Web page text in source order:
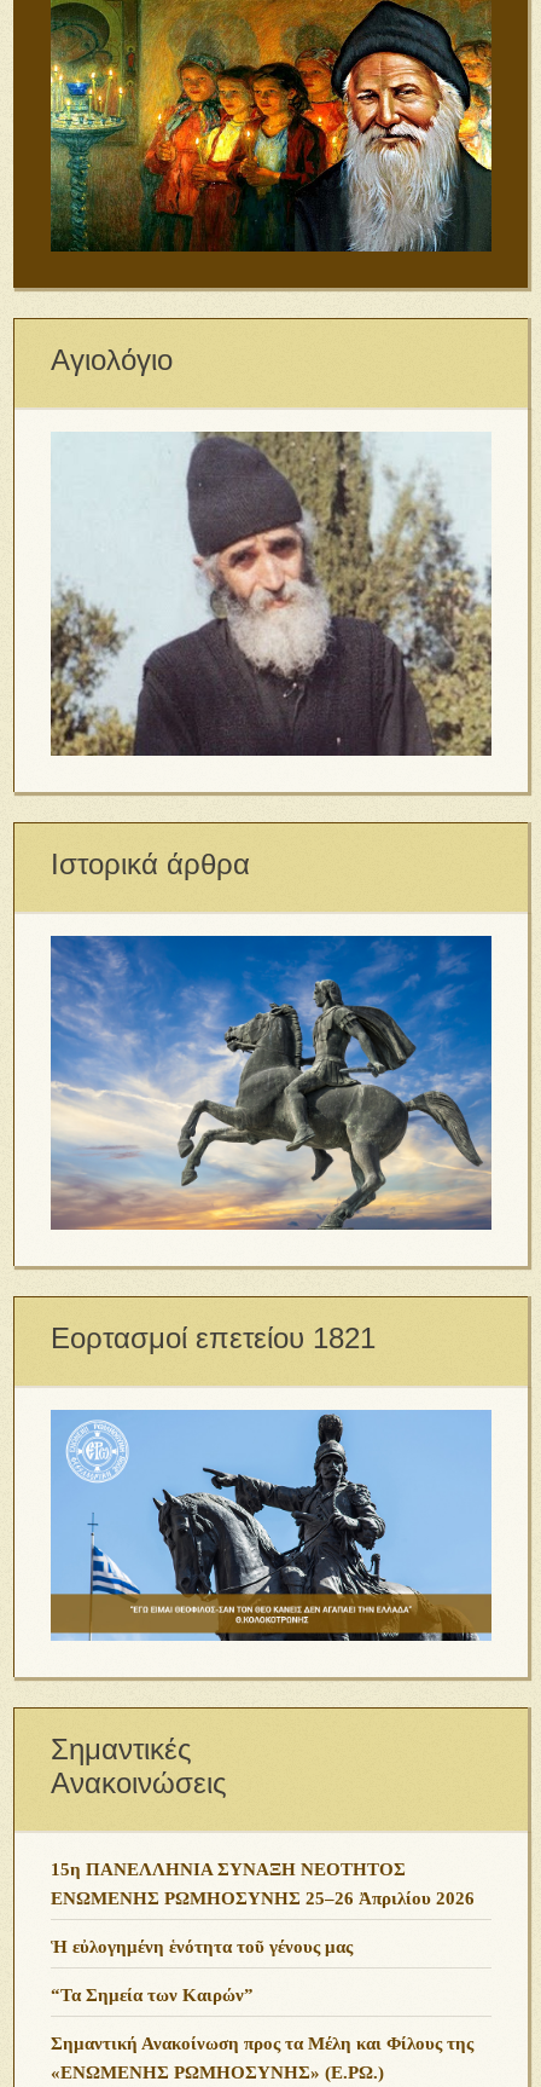
Αγιολόγιο
Ιστορικά άρθρα
Εορτασμοί επετείου 1821
Σημαντικές
Ανακοινώσεις
15η ΠΑΝΕΛΛΗΝΙΑ ΣΥΝΑΞΗ ΝΕΟΤΗΤΟΣ
ΕΝΩΜΕΝΗΣ ΡΩΜΗΟΣΥΝΗΣ 25–26 Ἀπριλίου 2026
Ἡ εὐλογημένη ἑνότητα τοῦ γένους μας
“Τα Σημεία των Καιρών”
Σημαντική Ανακοίνωση προς τα Μέλη και Φίλους της
«ΕΝΩΜΕΝΗΣ ΡΩΜΗΟΣΥΝΗΣ» (Ε.ΡΩ.)